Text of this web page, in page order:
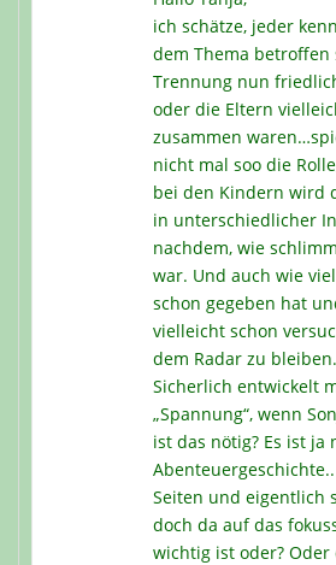
ich schätze, jeder
dem Thema betroffen
Trennung nun
oder die Eltern
zusammen
nicht mal soo die
bei den Kindern wird
in unterschiedlicher
nachdem, wie
war. Und auch wie
schon gegeben hat
vielleicht schon
dem Radar zu bleiben.
Sicherlich entwickelt
„Spannung“, wenn
ist das nötig? Es ist ja
Seiten und eigentlich
doch da auf das
wichtig ist oder? Oder